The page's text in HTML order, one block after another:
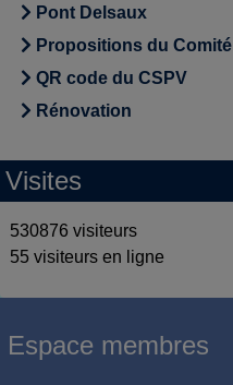
Pont Delsaux
Propositions du Comité
QR code du CSPV
Rénovation
Visites
530876 visiteurs
55 visiteurs en ligne
Espace membres